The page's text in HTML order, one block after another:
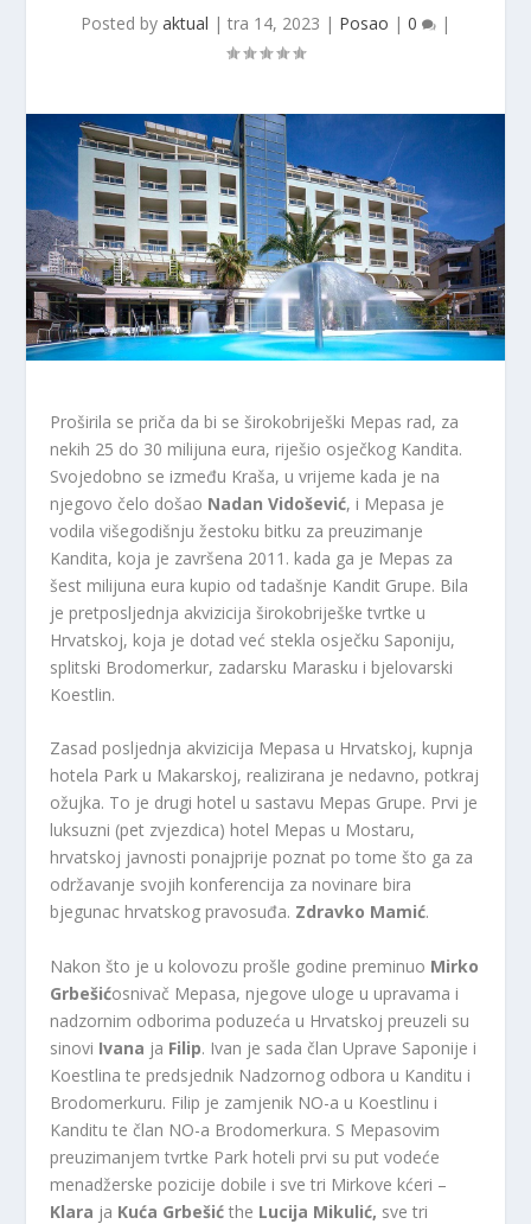
Posted by aktual | tra 14, 2023 | Posao | 0 |
Proširila se priča da bi se širokobriješki Mepas rad, za
nekih 25 do 30 milijuna eura, riješio osječkog Kandita.
Svojedobno se između Kraša, u vrijeme kada je na
njegovo čelo došao Nadan Vidošević, i Mepasa je
vodila višegodišnju žestoku bitku za preuzimanje
Kandita, koja je završena 2011. kada ga je Mepas za
šest milijuna eura kupio od tadašnje Kandit Grupe. Bila
je pretposljednja akvizicija širokobriješke tvrtke u
Hrvatskoj, koja je dotad već stekla osječku Saponiju,
splitski Brodomerkur, zadarsku Marasku i bjelovarski
Koestlin.
Zasad posljednja akvizicija Mepasa u Hrvatskoj, kupnja
hotela Park u Makarskoj, realizirana je nedavno, potkraj
ožujka. To je drugi hotel u sastavu Mepas Grupe. Prvi je
luksuzni (pet zvjezdica) hotel Mepas u Mostaru,
hrvatskoj javnosti ponajprije poznat po tome što ga za
održavanje svojih konferencija za novinare bira
bjegunac hrvatskog pravosuđa. Zdravko Mamić.
Nakon što je u kolovozu prošle godine preminuo Mirko
Grbešićosnivač Mepasa, njegove uloge u upravama i
nadzornim odborima poduzeća u Hrvatskoj preuzeli su
sinovi Ivana ja Filip. Ivan je sada član Uprave Saponije i
Koestlina te predsjednik Nadzornog odbora u Kanditu i
Brodomerkuru. Filip je zamjenik NO-a u Koestlinu i
Kanditu te član NO-a Brodomerkura. S Mepasovim
preuzimanjem tvrtke Park hoteli prvi su put vodeće
menadžerske pozicije dobile i sve tri Mirkove kćeri –
Klara ja Kuća Grbešić the Lucija Mikulić, sve tri